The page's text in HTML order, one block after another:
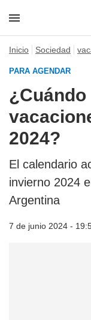
Inicio Sociedad
PARA AGENDAR
2024?
El calendario
invierno 2024
Argentina
7 de junio 2024 -